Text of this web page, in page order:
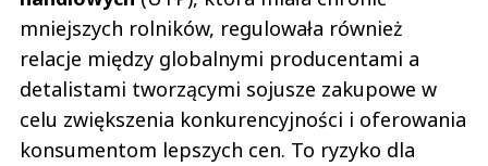
mniejszych rolników, regulowała również
relacje między globalnymi producentami a
detalistami tworzącymi sojusze zakupowe w
celu zwiększenia konkurencyjności i oferowania
konsumentom lepszych cen. To ryzyko dla